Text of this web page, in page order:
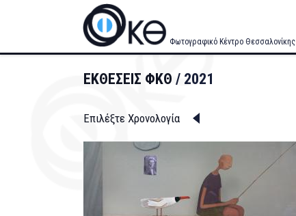
Φωτογραφικό Κέντρο Θεσσαλονίκης
ΕΚΘΕΣΕΙΣ ΦΚΘ 2021
Επιλέξτε Χρονολογία